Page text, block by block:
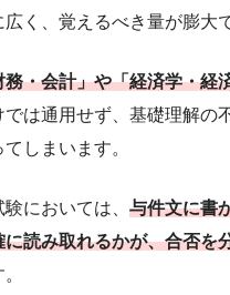
く、覚えるべき量が膨大
務・会計」や「経済学・経
では通用せず、基礎理解の
しまいます。
においては、 与件文に書
に読み取れるかが、合否を